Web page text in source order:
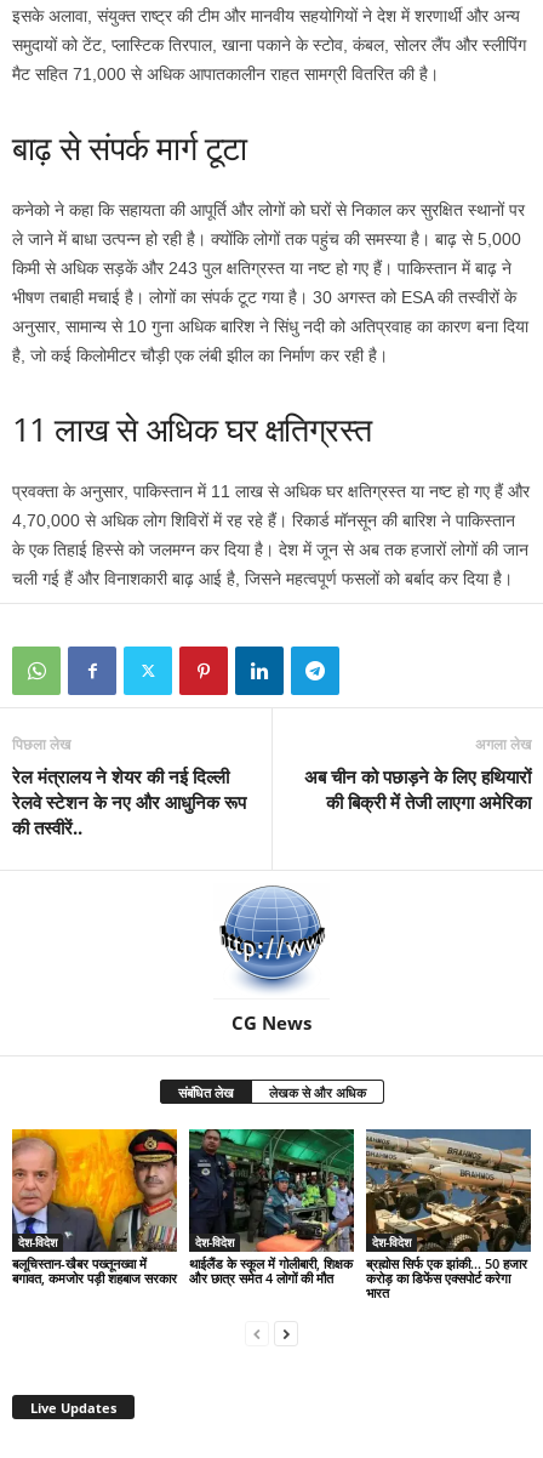
इसके अलावा, संयुक्त राष्ट्र की टीम और मानवीय सहयोगियों ने देश में शरणार्थी और अन्य
समुदायों को टेंट, प्लास्टिक तिरपाल, खाना पकाने के स्टोव, कंबल, सोलर लैंप और स्लीपिंग
मैट सहित 71,000 से अधिक आपातकालीन राहत सामग्री वितरित की है।
बाढ़ से संपर्क मार्ग टूटा
कनेको ने कहा कि सहायता की आपूर्ति और लोगों को घरों से निकाल कर सुरक्षित स्थानों पर
ले जाने में बाधा उत्पन्न हो रही है। क्योंकि लोगों तक पहुंच की समस्या है। बाढ़ से 5,000
किमी से अधिक सड़कें और 243 पुल क्षतिग्रस्त या नष्ट हो गए हैं। पाकिस्तान में बाढ़ ने
भीषण तबाही मचाई है। लोगों का संपर्क टूट गया है। 30 अगस्त को ESA की तस्वीरों के
अनुसार, सामान्य से 10 गुना अधिक बारिश ने सिंधु नदी को अतिप्रवाह का कारण बना दिया
है, जो कई किलोमीटर चौड़ी एक लंबी झील का निर्माण कर रही है।
11 लाख से अधिक घर क्षतिग्रस्त
प्रवक्ता के अनुसार, पाकिस्तान में 11 लाख से अधिक घर क्षतिग्रस्त या नष्ट हो गए हैं और
4,70,000 से अधिक लोग शिविरों में रह रहे हैं। रिकार्ड मॉनसून की बारिश ने पाकिस्तान
के एक तिहाई हिस्से को जलमग्न कर दिया है। देश में जून से अब तक हजारों लोगों की जान
चली गई हैं और विनाशकारी बाढ़ आई है, जिसने महत्वपूर्ण फसलों को बर्बाद कर दिया है।
पिछला लेख
रेल मंत्रालय ने शेयर की नई दिल्ली
रेलवे स्टेशन के नए और आधुनिक रूप
की तस्वीरें..
अगला लेख
अब चीन को पछाड़ने के लिए हथियारों
की बिक्री में तेजी लाएगा अमेरिका
CG News
संबंधित लेख लेखक से और अधिक
देश-विदेश
बलूचिस्तान-खैबर पख्तूनख्वा में
बगावत, कमजोर पड़ी शहबाज सरकार
देश-विदेश
थाईलैंड के स्कूल में गोलीबारी, शिक्षक
और छात्र समेत 4 लोगों की मौत
देश-विदेश
ब्रह्मोस सिर्फ एक झांकी… 50 हजार
करोड़ का डिफेंस एक्सपोर्ट करेगा
भारत
Live Updates